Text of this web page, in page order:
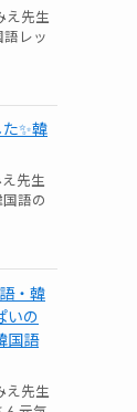
え先生
レッ
✨韓
先生
語の
・韓
いの
国語
え先生